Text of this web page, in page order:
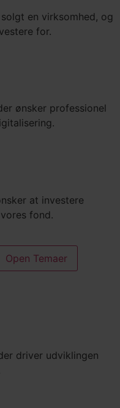
en virksomhed, og
for.
ønsker professionel
at investere
fond.
Open Temaer
driver udviklingen